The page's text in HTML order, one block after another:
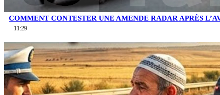
COMMENT CONTESTER UNE AMENDE RADAR APRÈS
11:29